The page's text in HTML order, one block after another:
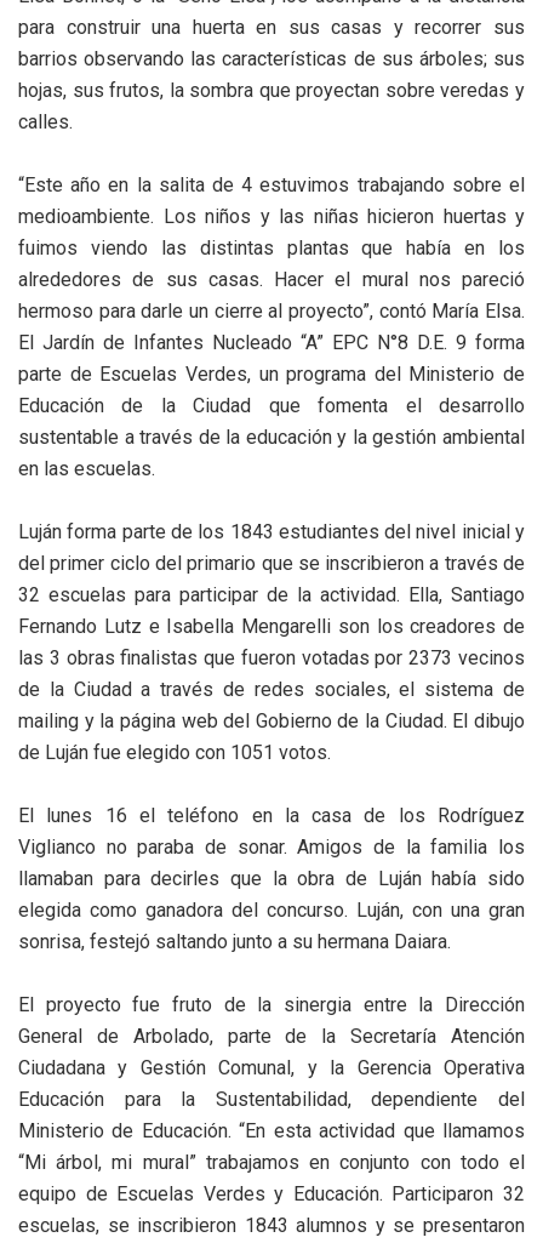
para construir una huerta en sus casas y recorrer sus
barrios observando las características de sus árboles; sus
hojas, sus frutos, la sombra que proyectan sobre veredas y
calles.
“Este año en la salita de 4 estuvimos trabajando sobre el
medioambiente. Los niños y las niñas hicieron huertas y
fuimos viendo las distintas plantas que había en los
alrededores de sus casas. Hacer el mural nos pareció
hermoso para darle un cierre al proyecto”, contó María Elsa.
El Jardín de Infantes Nucleado “A” EPC N°8 D.E. 9 forma
parte de Escuelas Verdes, un programa del Ministerio de
Educación de la Ciudad que fomenta el desarrollo
sustentable a través de la educación y la gestión ambiental
en las escuelas.
Luján forma parte de los 1843 estudiantes del nivel inicial y
del primer ciclo del primario que se inscribieron a través de
32 escuelas para participar de la actividad. Ella, Santiago
Fernando Lutz e Isabella Mengarelli son los creadores de
las 3 obras finalistas que fueron votadas por 2373 vecinos
de la Ciudad a través de redes sociales, el sistema de
mailing y la página web del Gobierno de la Ciudad. El dibujo
de Luján fue elegido con 1051 votos.
El lunes 16 el teléfono en la casa de los Rodríguez
Viglianco no paraba de sonar. Amigos de la familia los
llamaban para decirles que la obra de Luján había sido
elegida como ganadora del concurso. Luján, con una gran
sonrisa, festejó saltando junto a su hermana Daiara.
El proyecto fue fruto de la sinergia entre la Dirección
General de Arbolado, parte de la Secretaría Atención
Ciudadana y Gestión Comunal, y la Gerencia Operativa
Educación para la Sustentabilidad, dependiente del
Ministerio de Educación. “En esta actividad que llamamos
“Mi árbol, mi mural” trabajamos en conjunto con todo el
equipo de Escuelas Verdes y Educación. Participaron 32
escuelas, se inscribieron 1843 alumnos y se presentaron